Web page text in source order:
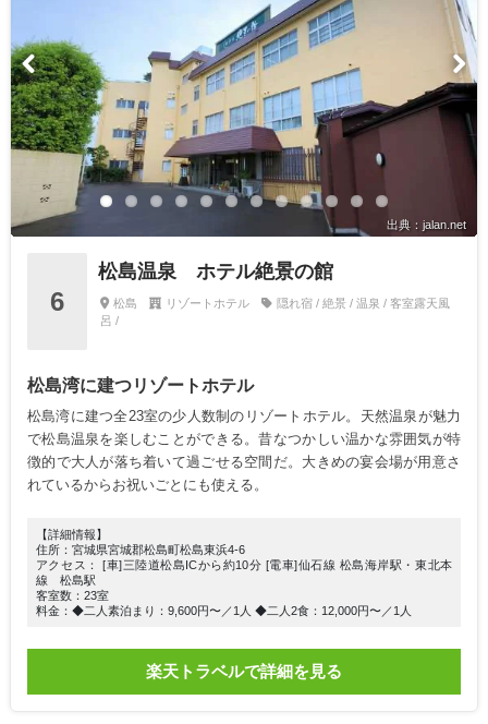
出典：jalan.net
6
松島温泉 ホテル絶景の館
松島 リゾートホテル
隠れ宿 / 絶景 / 温泉 / 客室露天風
呂 /
松島湾に建つリゾートホテル
松島湾に建つ全23室の少人数制のリゾートホテル。天然温泉が魅力
で松島温泉を楽しむことができる。昔なつかしい温かな雰囲気が特
徴的で大人が落ち着いて過ごせる空間だ。大きめの宴会場が用意さ
れているからお祝いごとにも使える。
【詳細情報】
住所：宮城県宮城郡松島町松島東浜4-6
アクセス： [車]三陸道松島ICから約10分 [電車]仙石線 松島海岸駅・東北本
線 松島駅
客室数：23室
料金：◆二人素泊まり：9,600円〜／1人 ◆二人2食：12,000円〜／1人
楽天トラベルで詳細を見る